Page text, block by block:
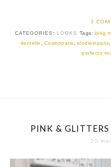
3
CATEGORIES: LOOKS Tags: blog
dentelle
Cosmoparis elodieinparis
perfecto
PINK &
20